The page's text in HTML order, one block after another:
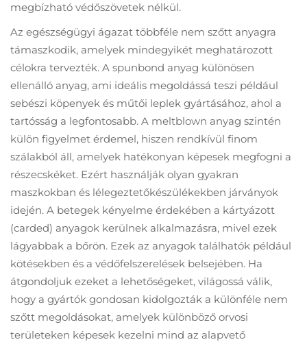
megbízható védőszövetek nélkül.
Az egészségügyi ágazat többféle nem szőtt anyagra
támaszkodik, amelyek mindegyikét meghatározott
célokra tervezték. A spunbond anyag különösen
ellenálló anyag, ami ideális megoldássá teszi például
sebészi köpenyek és műtői leplek gyártásához, ahol a
tartósság a legfontosabb. A meltblown anyag szintén
külön figyelmet érdemel, hiszen rendkívül finom
szálakból áll, amelyek hatékonyan képesek megfogni a
részecskéket. Ezért használják olyan gyakran
maszkokban és lélegeztetőkészülékekben járványok
idején. A betegek kényelme érdekében a kártyázott
(carded) anyagok kerülnek alkalmazásra, mivel ezek
lágyabbak a bőrön. Ezek az anyagok találhatók például
kötésekben és a védőfelszerelések belsejében. Ha
átgondoljuk ezeket a lehetőségeket, világossá válik,
hogy a gyártók gondosan kidolgozták a különféle nem
szőtt megoldásokat, amelyek különböző orvosi
területeken képesek kezelni mind az alapvető